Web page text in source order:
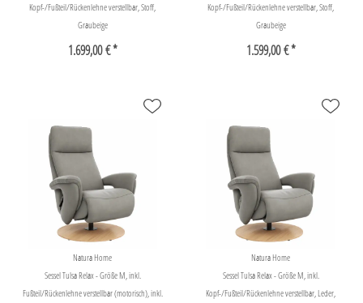
Kopf-/Fußteil/Rückenlehne verstellbar, Stoff,
Graubeige
1.699,00 € *
Kopf-/Fußteil/Rückenlehne verstellbar, Stoff,
Graubeige
1.599,00 € *
Natura Home
Sessel Tulsa Relax - Größe M, inkl.
Fußteil/Rückenlehne verstellbar (motorisch), inkl.
Natura Home
Sessel Tulsa Relax - Größe M, inkl.
Kopf-/Fußteil/Rückenlehne verstellbar, Leder,